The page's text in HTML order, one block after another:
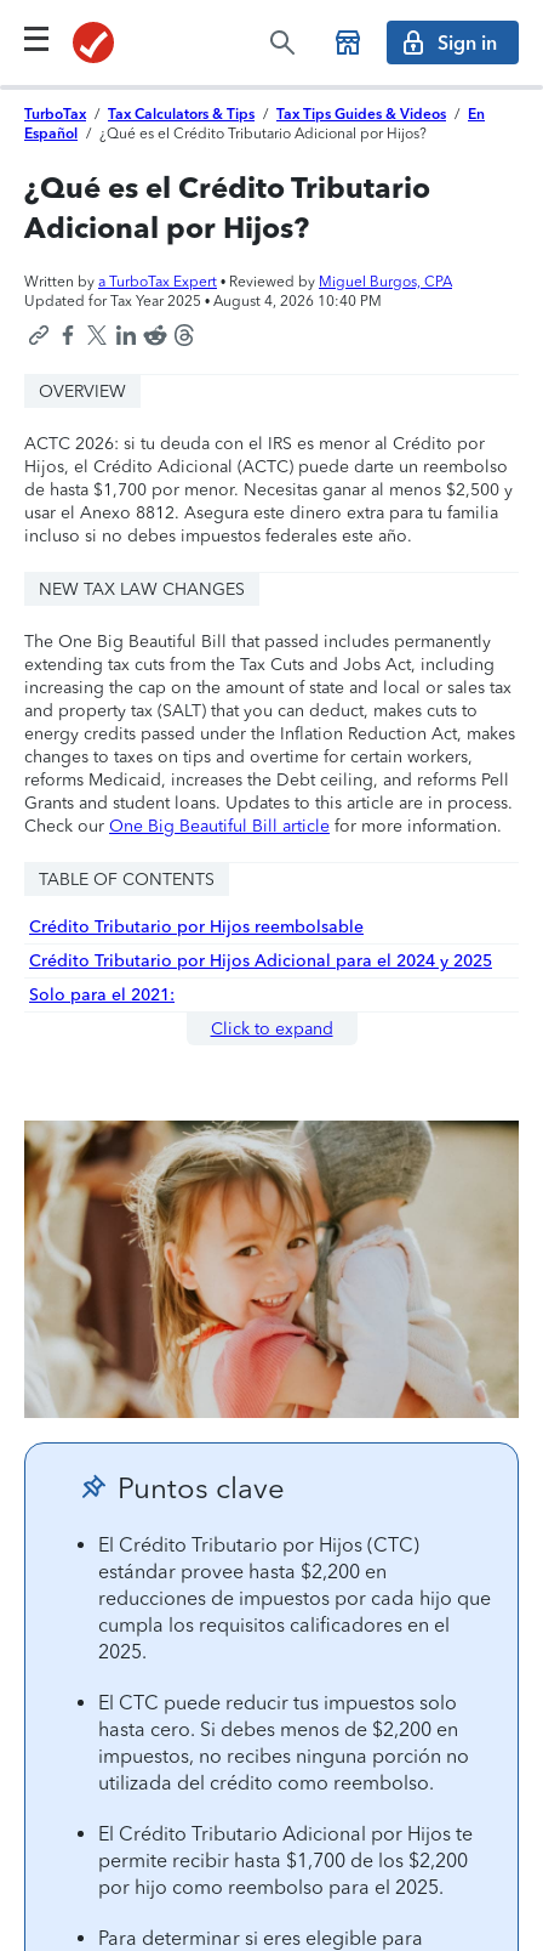
Sign in
TurboTax / Tax Calculators & Tips / Tax Tips Guides & Videos / En
Español
/ ¿Qué es el Crédito Tributario Adicional por Hijos?
¿Qué es el Crédito Tributario
Adicional por Hijos?
Written by a TurboTax Expert • Reviewed by Miguel Burgos, CPA
Updated for Tax Year 2025 • August 4, 2026 10:40 PM
OVERVIEW
ACTC 2026: si tu deuda con el IRS es menor al Crédito por
Hijos, el Crédito Adicional (ACTC) puede darte un reembolso
de hasta $1,700 por menor. Necesitas ganar al menos $2,500 y
usar el Anexo 8812. Asegura este dinero extra para tu familia
incluso si no debes impuestos federales este año.
NEW TAX LAW CHANGES
The One Big Beautiful Bill that passed includes permanently
extending tax cuts from the Tax Cuts and Jobs Act, including
increasing the cap on the amount of state and local or sales tax
and property tax (SALT) that you can deduct, makes cuts to
energy credits passed under the Inflation Reduction Act, makes
changes to taxes on tips and overtime for certain workers,
reforms Medicaid, increases the Debt ceiling, and reforms Pell
Grants and student loans. Updates to this article are in process.
Check our One Big Beautiful Bill article for more information.
TABLE OF CONTENTS
Crédito Tributario por Hijos reembolsable
Crédito Tributario por Hijos Adicional para el 2024 y 2025
Solo para el 2021:
Click to expand
Puntos clave
El Crédito Tributario por Hijos (CTC)
estándar provee hasta $2,200 en
reducciones de impuestos por cada hijo que
cumpla los requisitos calificadores en el
2025.
El CTC puede reducir tus impuestos solo
hasta cero. Si debes menos de $2,200 en
impuestos, no recibes ninguna porción no
utilizada del crédito como reembolso.
El Crédito Tributario Adicional por Hijos te
permite recibir hasta $1,700 de los $2,200
por hijo como reembolso para el 2025.
Para determinar si eres elegible para